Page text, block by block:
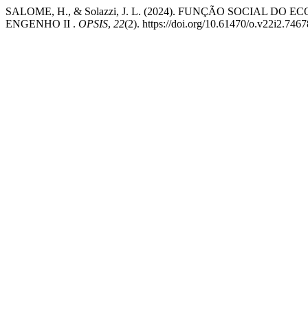
SALOME, H., & Solazzi, J. L. (2024). FUNÇÃO SOCIAL DO
ENGENHO II . OPSIS, 22(2). https://doi.org/10.61470/